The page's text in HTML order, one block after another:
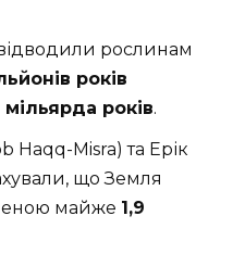
рослинам
років
мільярда років.
Haqq-Misra) та Ерік
що Земля
майже 1,9